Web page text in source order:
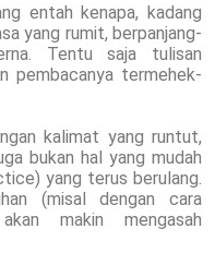
entah kenapa, kadang
yang rumit, berpanjang-
Tentu saja tulisan
pembacanya termehek-
kalimat yang runtut,
bukan hal yang mudah
yang terus berulang.
(misal dengan cara
makin mengasah